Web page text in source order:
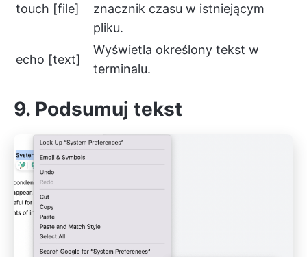
touch [file]
znacznik czasu w istniejącym
pliku.
echo [text]
Wyświetla określony tekst w
terminalu.
9. Podsumuj tekst